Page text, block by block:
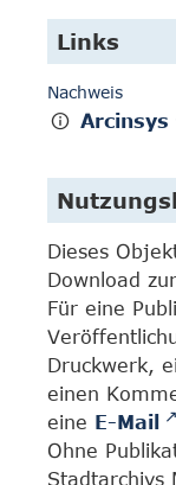
Links
Nachweis
Arcinsys
Dieses
Download
Für eine
Druckwerk,
einen
eine E-Mail
Ohne
Stadtarchivs